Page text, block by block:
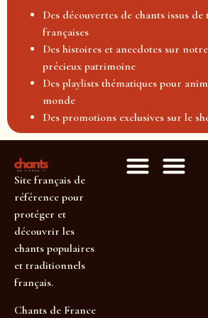
Des découvertes de chants issus
françaises
Des histoires et anecdotes sur
précieux patrimoine
Des playlists thématiques pour
monde
Des promotions exclusives sur le
Site français de
référence pour
protéger et
découvrir les
chants populaires
et traditionnels
français.
Chants de France